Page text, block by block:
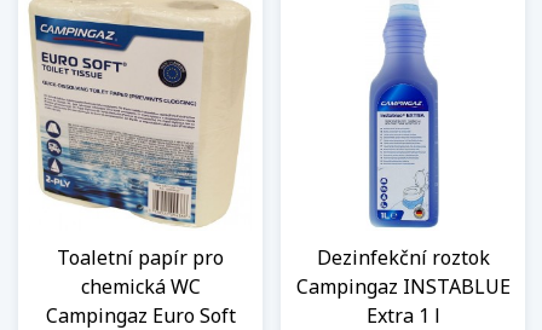
Toaletní papír pro
chemická WC
Campingaz Euro Soft
Dezinfekční roztok
Campingaz INSTABLUE
Extra 1 l